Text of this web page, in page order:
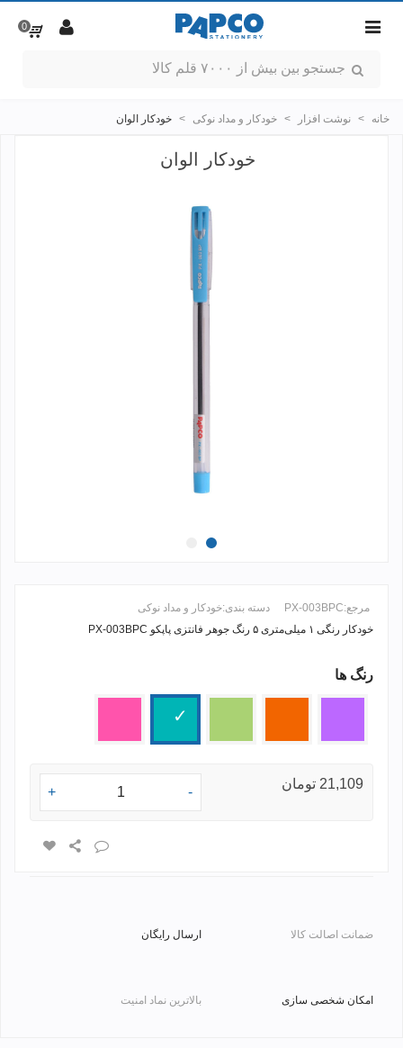
0
خانه > نوشت افزار > خودکار و مداد نوکی > خودکار الوان
خودکار الوان
مرجع:PX-003BPC دسته بندی:خودکار و مداد نوکی
خودکار رنگی ۱ میلی‌متری ۵ رنگ جوهر فانتزی پاپکو PX-003BPC
ادامه مطلب +
رنگ ها
21,109 تومان
-
+
ضمانت اصالت کالا ارسال رایگان
امکان شخصی سازی بالاترین نماد امنیت